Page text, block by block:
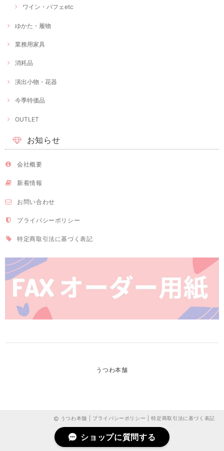
ワイン・パフェetc
ゆかた・履物
業務用家具
消耗品
演出小物・花器
今季特価品
OUTLET
お知らせ
会社概要
新着情報
お問い合わせ
プライバシーポリシー
特定商取引法に基づく表記
うつわ本舗
うつわ本舗 | プライバシーポリシー |特定商取引法に基づく表記
ショップに質問する